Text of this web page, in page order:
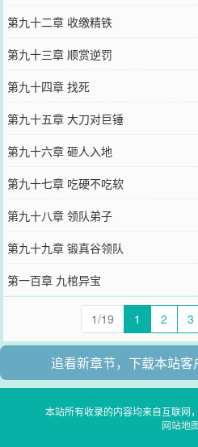
第九十二章 收缴精铁
第九十三章 顺赏逆罚
第九十四章 找死
第九十五章 大刀对巨锤
第九十六章 砸人入地
第九十七章 吃硬不吃软
第九十八章 领队弟子
第九十九章 锻真谷领队
第一百章 九棺异宝
1/19 1 2 3
追看新章节，下载本站
本站所有收录的内容均来自互联网
网站地